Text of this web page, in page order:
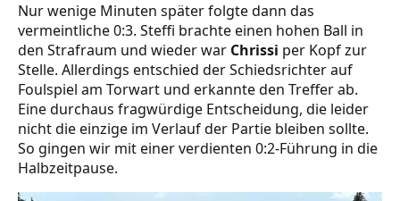
Nur wenige Minuten später folgte dann das
vermeintliche 0:3. Steffi brachte einen hohen Ball in
den Strafraum und wieder war Chrissi per Kopf zur
Stelle. Allerdings entschied der Schiedsrichter auf
Foulspiel am Torwart und erkannte den Treffer ab.
Eine durchaus fragwürdige Entscheidung, die leider
nicht die einzige im Verlauf der Partie bleiben sollte.
So gingen wir mit einer verdienten 0:2-Führung in die
Halbzeitpause.